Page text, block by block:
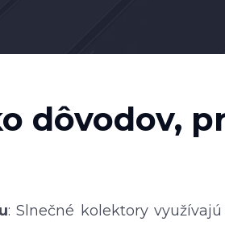
dôvodov,
: Slnečné kolektory